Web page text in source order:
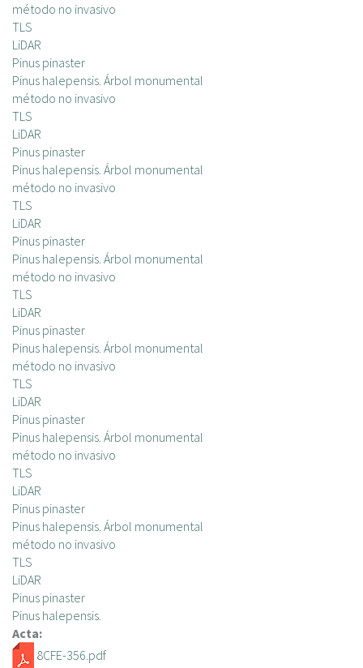
método no invasivo
TLS
LiDAR
Pinus pinaster
Pinus halepensis. Árbol monumental
método no invasivo
TLS
LiDAR
Pinus pinaster
Pinus halepensis. Árbol monumental
método no invasivo
TLS
LiDAR
Pinus pinaster
Pinus halepensis. Árbol monumental
método no invasivo
TLS
LiDAR
Pinus pinaster
Pinus halepensis. Árbol monumental
método no invasivo
TLS
LiDAR
Pinus pinaster
Pinus halepensis. Árbol monumental
método no invasivo
TLS
LiDAR
Pinus pinaster
Pinus halepensis. Árbol monumental
método no invasivo
TLS
LiDAR
Pinus pinaster
Pinus halepensis.
Acta:
8CFE-356.pdf